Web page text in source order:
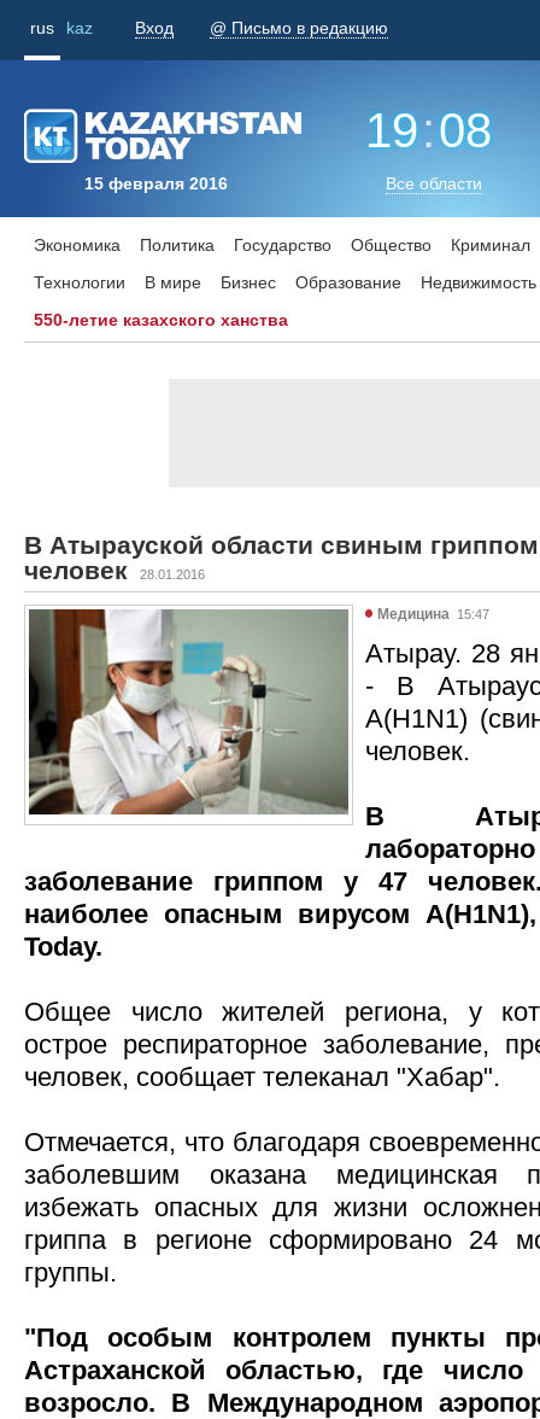
rus kaz Вход @ Письмо в редакцию
15 февраля 2016
19:08
Все области
Экономика Политика Государство Общество
Криминал
Технологии
В мире Бизнес Образование
Недвижимость
550-летие казахского ханства
В Атырауской области свиным
человек
28.01.2016
Медицина 15:47
Атырау. 28
- В
А(H1N1)
человек.
В
заболевание гриппом у 47
наиболее опасным вирусом
Today.
Общее число жителей региона, у
острое респираторное заболевание,
человек, сообщает телеканал "Хабар".
Отмечается, что благодаря
заболевшим оказана медицинская
избежать опасных для жизни
гриппа в регионе сформировано 24
группы.
"Под особым контролем пункты
Астраханской областью, где
возросло. В Международном